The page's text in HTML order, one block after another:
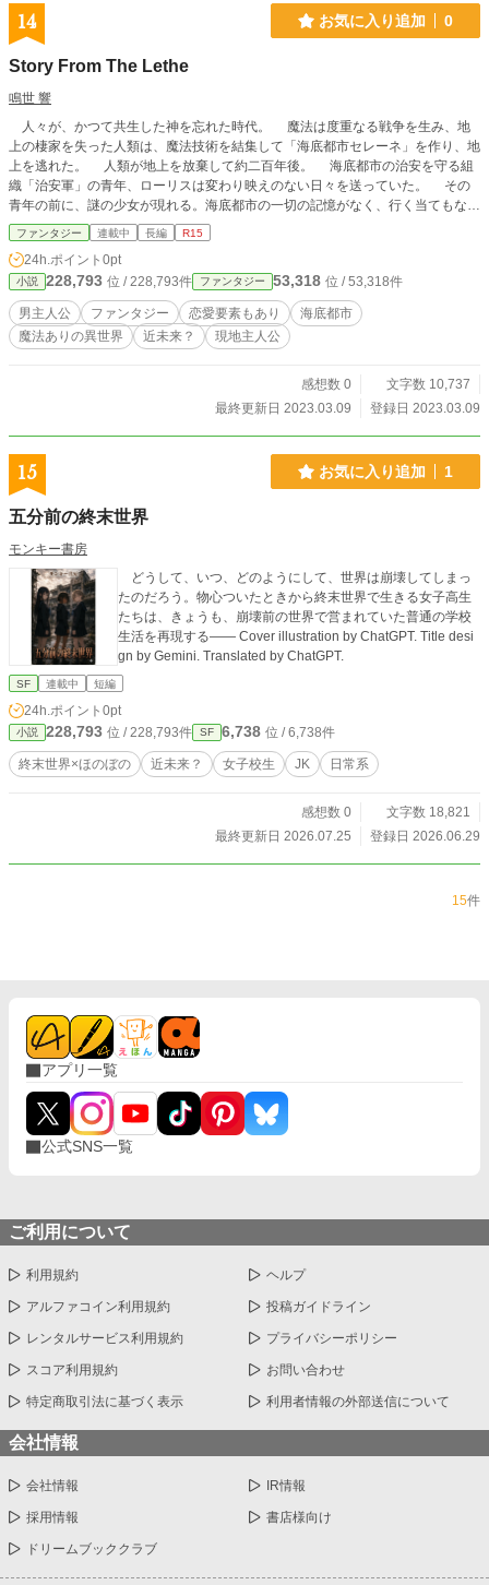
14 お気に入り追加 0
Story From The Lethe
鳴世 響
人々が、かつて共生した神を忘れた時代。 魔法は度重なる戦争を生み、地
上の棲家を失った人類は、魔法技術を結集して「海底都市セレーネ」を作り、地
上を逃れた。 人類が地上を放棄して約二百年後。 海底都市の治安を守る組
織「治安軍」の青年、ローリスは変わり映えのない日々を送っていた。 その
青年の前に、謎の少女が現れる。海底都市の一切の記憶がなく、行く当てもない
彼女を、ローリスは家に住まわせることにした。 謎の少女は、次第に彼の日
常を変えていくーー ※プロットは最後まで作成済みです。最後まで完結させ
ますのでお付き合い頂けると嬉しいです。 ※プロローグは飛ばしても影響は
ありません。
ファンタジー 連載中 長編 R15
24h.ポイント 0pt
小説 228,793 位 / 228,793件 ファンタジー 53,318 位 / 53,318件
男主人公 ファンタジー 恋愛要素もあり
海底都市
魔法ありの異世界
近未来？ 現地主人公
感想数 0
文字数 10,737
最終更新日 2023.03.09
登録日 2023.03.09
15 お気に入り追加 1
五分前の終末世界
モンキー書房
どうして、いつ、どのようにして、世界は崩壊してしまっ
たのだろう。物心ついたときから終末世界で生きる女子高生
たちは、きょうも、崩壊前の世界で営まれていた普通の学校
生活を再現する―― Cover illustration by ChatGPT. Title desi
gn by Gemini. Translated by ChatGPT.
SF 連載中 短編
24h.ポイント 0pt
小説 228,793 位 / 228,793件 SF 6,738 位 / 6,738件
終末世界×ほのぼの 近未来？ 女子校生 JK 日常系
感想数 0
文字数 18,821
最終更新日 2026.07.25
登録日 2026.06.29
15件
アプリ一覧
公式SNS一覧
ご利用について
利用規約 ヘルプ
アルファコイン利用規約 投稿ガイドライン
レンタルサービス利用規約 プライバシーポリシー
スコア利用規約 お問い合わせ
特定商取引法に基づく表示 利用者情報の外部送信について
会社情報
会社情報 IR情報
採用情報 書店様向け
ドリームブッククラブ